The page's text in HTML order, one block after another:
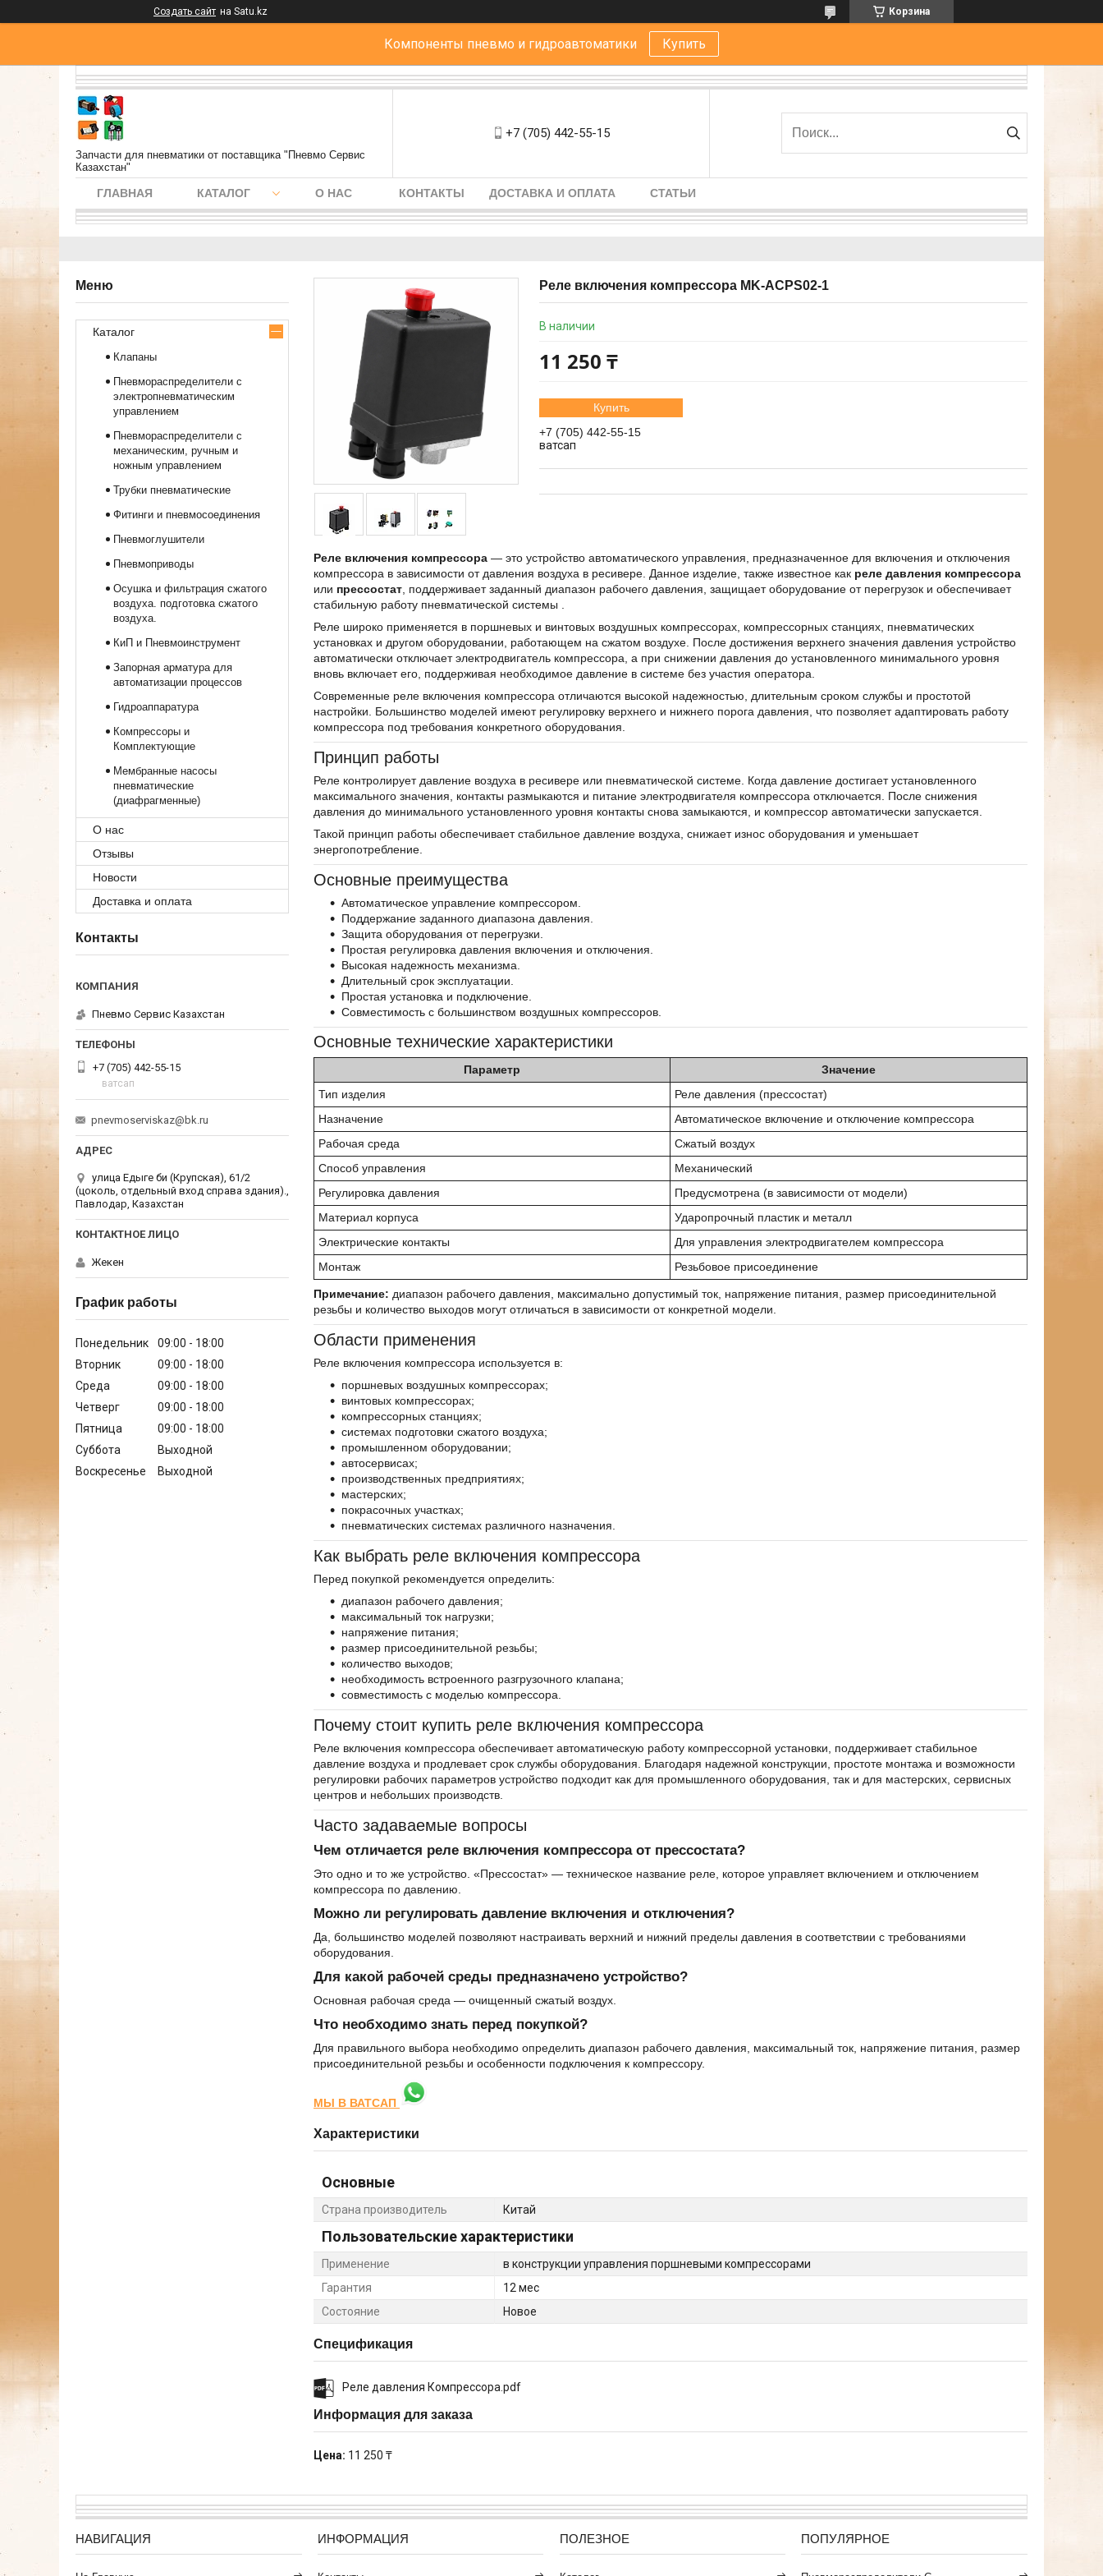
Создать сайт на Satu.kz Корзина
Компоненты пневмо и гидроавтоматики Купить
Запчасти для пневматики от поставщика "Пневмо Сервис
Казахстан"
+7 (705) 442-55-15
ГЛАВНАЯ КАТАЛОГ О НАС КОНТАКТЫ ДОСТАВКА И ОПЛАТА СТАТЬИ
Реле включения компрессора MK-ACPS02-1
В наличии
11 250 ₸
Купить
+7 (705) 442-55-15
ватсап
Реле включения компрессора — это устройство автоматического управления, предназначенное для включения и отключения
компрессора в зависимости от давления воздуха в ресивере. Данное изделие, также известное как реле давления компрессора
или прессостат , поддерживает заданный диапазон рабочего давления, защищает оборудование от перегрузок и обеспечивает
стабильную работу пневматической системы .
Реле широко применяется в поршневых и винтовых воздушных компрессорах, компрессорных станциях, пневматических
установках и другом оборудовании, работающем на сжатом воздухе. После достижения верхнего значения давления устройство
автоматически отключает электродвигатель компрессора, а при снижении давления до установленного минимального уровня
вновь включает его, поддерживая необходимое давление в системе без участия оператора.
Современные реле включения компрессора отличаются высокой надежностью, длительным сроком службы и простотой
настройки. Большинство моделей имеют регулировку верхнего и нижнего порога давления, что позволяет адаптировать работу
компрессора под требования конкретного оборудования.
Принцип работы
Реле контролирует давление воздуха в ресивере или пневматической системе. Когда давление достигает установленного
максимального значения, контакты размыкаются и питание электродвигателя компрессора отключается. После снижения
давления до минимального установленного уровня контакты снова замыкаются, и компрессор автоматически запускается.
Такой принцип работы обеспечивает стабильное давление воздуха, снижает износ оборудования и уменьшает
энергопотребление.
Основные преимущества
Автоматическое управление компрессором.
Поддержание заданного диапазона давления.
Защита оборудования от перегрузки.
Простая регулировка давления включения и отключения.
Высокая надежность механизма.
Длительный срок эксплуатации.
Простая установка и подключение.
Совместимость с большинством воздушных компрессоров.
Основные технические характеристики
Параметр
Значение
Тип изделия
Реле давления (прессостат)
Назначение
Автоматическое включение и отключение компрессора
Рабочая среда
Сжатый воздух
Способ управления
Механический
Регулировка давления
Предусмотрена (в зависимости от модели)
Материал корпуса
Ударопрочный пластик и металл
Электрические контакты
Для управления электродвигателем компрессора
Монтаж
Резьбовое присоединение
Примечание: диапазон рабочего давления, максимально допустимый ток, напряжение питания, размер присоединительной
резьбы и количество выходов могут отличаться в зависимости от конкретной модели.
Области применения
Реле включения компрессора используется в:
поршневых воздушных компрессорах;
винтовых компрессорах;
компрессорных станциях;
системах подготовки сжатого воздуха;
промышленном оборудовании;
автосервисах;
производственных предприятиях;
мастерских;
покрасочных участках;
пневматических системах различного назначения.
Как выбрать реле включения компрессора
Перед покупкой рекомендуется определить:
диапазон рабочего давления;
максимальный ток нагрузки;
напряжение питания;
размер присоединительной резьбы;
количество выходов;
необходимость встроенного разгрузочного клапана;
совместимость с моделью компрессора.
Почему стоит купить реле включения компрессора
Реле включения компрессора обеспечивает автоматическую работу компрессорной установки, поддерживает стабильное
давление воздуха и продлевает срок службы оборудования. Благодаря надежной конструкции, простоте монтажа и возможности
регулировки рабочих параметров устройство подходит как для промышленного оборудования, так и для мастерских, сервисных
центров и небольших производств.
Часто задаваемые вопросы
Чем отличается реле включения компрессора от прессостата?
Это одно и то же устройство. «Прессостат» — техническое название реле, которое управляет включением и отключением
компрессора по давлению.
Можно ли регулировать давление включения и отключения?
Да, большинство моделей позволяют настраивать верхний и нижний пределы давления в соответствии с требованиями
оборудования.
Для какой рабочей среды предназначено устройство?
Основная рабочая среда — очищенный сжатый воздух.
Что необходимо знать перед покупкой?
Для правильного выбора необходимо определить диапазон рабочего давления, максимальный ток, напряжение питания, размер
присоединительной резьбы и особенности подключения к компрессору.
МЫ В ВАТСАП
Характеристики
Основные
Страна производитель Китай
Пользовательские характеристики
Применение
в конструкции управления поршневыми компрессорами
Гарантия
12 мес
Состояние
Новое
Спецификация
Реле давления Компрессора.pdf
Информация для заказа
Цена: 11 250 ₸
Каталог
Клапаны
Пневмораспределители с
электропневматическим
управлением
Пневмораспределители с
механическим, ручным и
ножным управлением
Трубки пневматические
Фитинги и пневмосоединения
Пневмоглушители
Пневмоприводы
Осушка и фильтрация сжатого
воздуха. подготовка сжатого
воздуха.
КиП и Пневмоинструмент
Запорная арматура для
автоматизации процессов
Гидроаппаратура
Компрессоры и
Комплектующие
Мембранные насосы
пневматические
(диафрагменные)
О нас
Отзывы
Новости
Доставка и оплата
Контакты
Пневмо Сервис Казахстан
+7 (705) 442-55-15
ватсап
pnevmoserviskaz@bk.ru
улица Едыге би (Крупская), 61/2
(цоколь, отдельный вход справа здания).,
Павлодар, Казахстан
Жекен
График работы
Понедельник 09:00
18:00
Вторник
09:00
18:00
Среда
09:00
18:00
Четверг
09:00
18:00
Пятница
09:00
18:00
Суббота
Выходной
Воскресенье
Выходной
НАВИГАЦИЯ ИНФОРМАЦИЯ ПОЛЕЗНОЕ ПОПУЛЯРНОЕ